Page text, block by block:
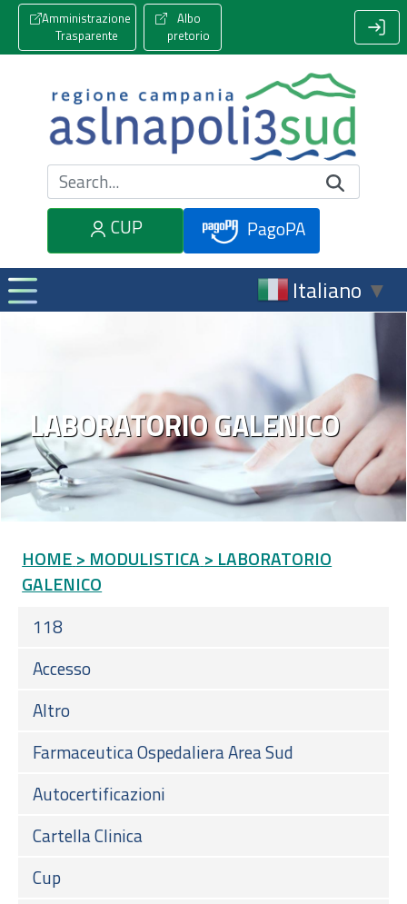
Amministrazione
Trasparente
Albo
pretorio
Cerca nel sito
CUP
PagoPA
Italiano ▼
LABORATORIO GALENICO
HOME > MODULISTICA > LABORATORIO
GALENICO
118
Accesso
Altro
Farmaceutica Ospedaliera Area Sud
Autocertificazioni
Cartella Clinica
Cup